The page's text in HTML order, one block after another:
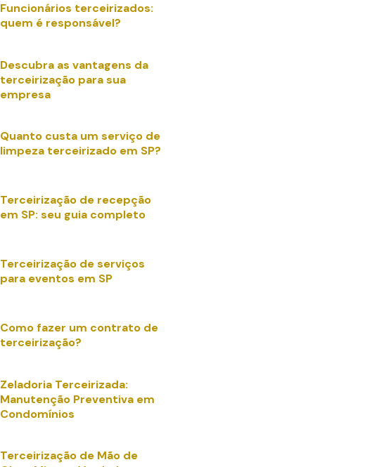
Funcionários terceirizados:
quem é responsável?
Descubra as vantagens da
terceirização para sua
empresa
Quanto custa um serviço de
limpeza terceirizado em SP?
Terceirização de recepção
em SP: seu guia completo
Terceirização de serviços
para eventos em SP
Como fazer um contrato de
terceirização?
Zeladoria Terceirizada:
Manutenção Preventiva em
Condomínios
Terceirização de Mão de